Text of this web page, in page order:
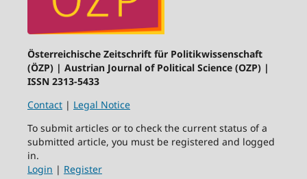
Österreichische Zeitschrift für Politikwissenschaft
(ÖZP) | Austrian Journal of Political Science (OZP) |
ISSN 2313-5433
Contact| Legal Notice
To submit articles or to check the current status of a
submitted article, you must be registered and logged
in.
Login | Register